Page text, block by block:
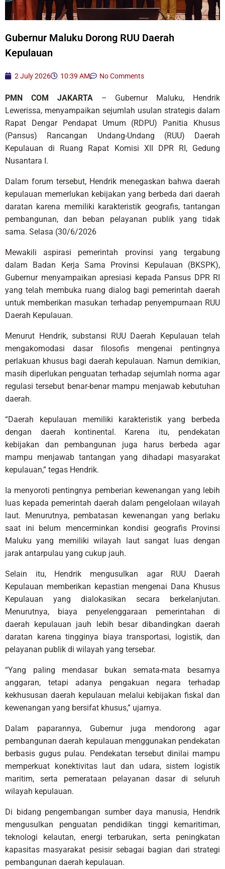
Gubernur Maluku Dorong RUU Daerah
Kepulauan
2 July 2026 10:39 AM No Comments
PMN COM JAKARTA– Gubernur Maluku, Hendrik
Lewerissa, menyampaikan sejumlah usulan strategis dalam
Rapat Dengar Pendapat Umum (RDPU) Panitia Khusus
(Pansus) Rancangan Undang-Undang (RUU) Daerah
Kepulauan di Ruang Rapat Komisi XII DPR RI, Gedung
Nusantara I.
Dalam forum tersebut, Hendrik menegaskan bahwa daerah
kepulauan memerlukan kebijakan yang berbeda dari daerah
daratan karena memiliki karakteristik geografis, tantangan
pembangunan, dan beban pelayanan publik yang tidak
sama. Selasa (30/6/2026
Mewakili aspirasi pemerintah provinsi yang tergabung
dalam Badan Kerja Sama Provinsi Kepulauan (BKSPK),
Gubernur menyampaikan apresiasi kepada Pansus DPR RI
yang telah membuka ruang dialog bagi pemerintah daerah
untuk memberikan masukan terhadap penyempurnaan RUU
Daerah Kepulauan.
Menurut Hendrik, substansi RUU Daerah Kepulauan telah
mengakomodasi dasar filosofis mengenai pentingnya
perlakuan khusus bagi daerah kepulauan. Namun demikian,
masih diperlukan penguatan terhadap sejumlah norma agar
regulasi tersebut benar-benar mampu menjawab kebutuhan
daerah.
“Daerah kepulauan memiliki karakteristik yang berbeda
dengan daerah kontinental. Karena itu, pendekatan
kebijakan dan pembangunan juga harus berbeda agar
mampu menjawab tantangan yang dihadapi masyarakat
kepulauan,” tegas Hendrik.
Ia menyoroti pentingnya pemberian kewenangan yang lebih
luas kepada pemerintah daerah dalam pengelolaan wilayah
laut. Menurutnya, pembatasan kewenangan yang berlaku
saat ini belum mencerminkan kondisi geografis Provinsi
Maluku yang memiliki wilayah laut sangat luas dengan
jarak antarpulau yang cukup jauh.
Selain itu, Hendrik mengusulkan agar RUU Daerah
Kepulauan memberikan kepastian mengenai Dana Khusus
Kepulauan yang dialokasikan secara berkelanjutan.
Menurutnya, biaya penyelenggaraan pemerintahan di
daerah kepulauan jauh lebih besar dibandingkan daerah
daratan karena tingginya biaya transportasi, logistik, dan
pelayanan publik di wilayah yang tersebar.
“Yang paling mendasar bukan semata-mata besarnya
anggaran, tetapi adanya pengakuan negara terhadap
kekhususan daerah kepulauan melalui kebijakan fiskal dan
kewenangan yang bersifat khusus,” ujarnya.
Dalam paparannya, Gubernur juga mendorong agar
pembangunan daerah kepulauan menggunakan pendekatan
berbasis gugus pulau. Pendekatan tersebut dinilai mampu
memperkuat konektivitas laut dan udara, sistem logistik
maritim, serta pemerataan pelayanan dasar di seluruh
wilayah kepulauan.
Di bidang pengembangan sumber daya manusia, Hendrik
mengusulkan penguatan pendidikan tinggi kemaritiman,
teknologi kelautan, energi terbarukan, serta peningkatan
kapasitas masyarakat pesisir sebagai bagian dari strategi
pembangunan daerah kepulauan.